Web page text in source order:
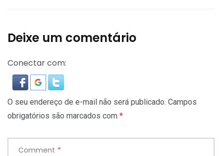
Deixe um comentário
Conectar com:
O seu endereço de e-mail não será publicado. Campos
obrigatórios são marcados com *
Comment *